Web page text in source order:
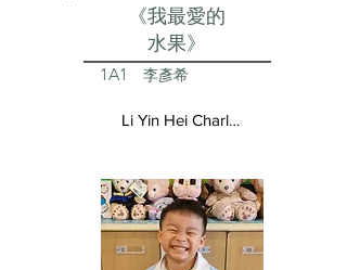
《我最愛的
水果》
1A1 李彥希
Li Yin Hei Charlotte